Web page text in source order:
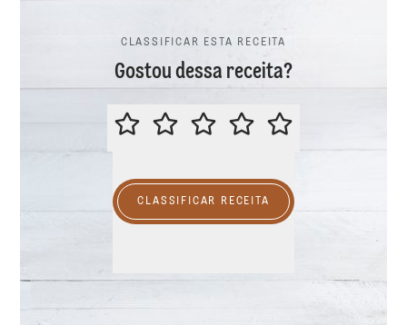
CLASSIFICAR ESTA RECEITA
Gostou dessa receita?
CLASSIFICAR ESTA RECEITA
CLASSIFICAR RECEITA